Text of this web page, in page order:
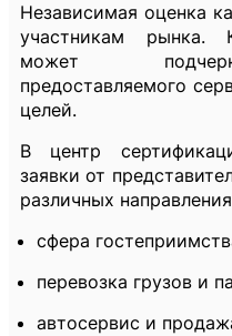
Независимая оценка
участникам рынка.
может
предоставляемого
целей.
В центр
заявки от
различных
сфера
перевозка грузов и
автосервис и